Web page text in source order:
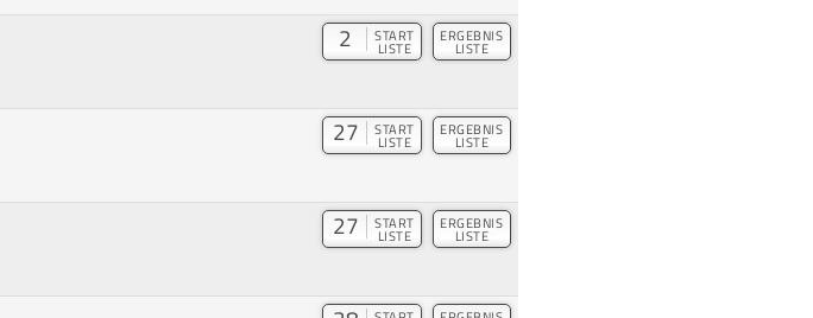
2 START
LISTE
ERGEBNIS
LISTE
27 START
LISTE
ERGEBNIS
LISTE
27 START
LISTE
ERGEBNIS
LISTE